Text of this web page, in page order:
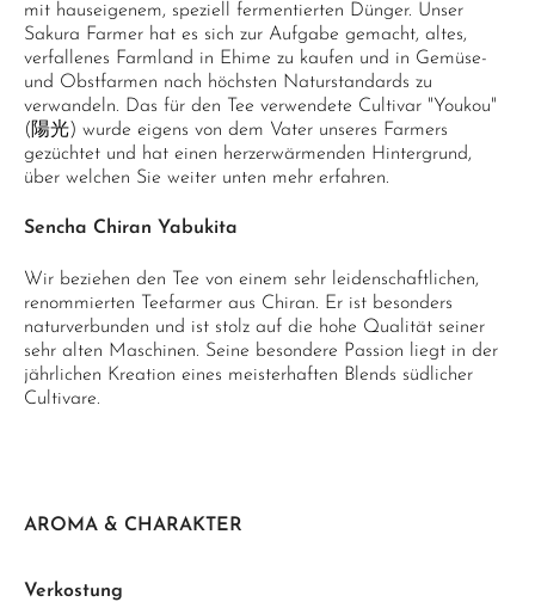
mit hauseigenem, speziell fermentierten Dünger. Unser
Sakura Farmer hat es sich zur Aufgabe gemacht, altes,
verfallenes Farmland in Ehime zu kaufen und in Gemüse-
und Obstfarmen nach höchsten Naturstandards zu
verwandeln. Das für den Tee verwendete Cultivar "Youkou"
(陽光) wurde eigens von dem Vater unseres Farmers
gezüchtet und hat einen herzerwärmenden Hintergrund,
über welchen Sie weiter unten mehr erfahren.
Sencha Chiran Yabukita
Wir beziehen den Tee von einem sehr leidenschaftlichen,
renommierten Teefarmer aus Chiran. Er ist besonders
naturverbunden und ist stolz auf die hohe Qualität seiner
sehr alten Maschinen. Seine besondere Passion liegt in der
jährlichen Kreation eines meisterhaften Blends südlicher
Cultivare.
AROMA & CHARAKTER
Verkostung